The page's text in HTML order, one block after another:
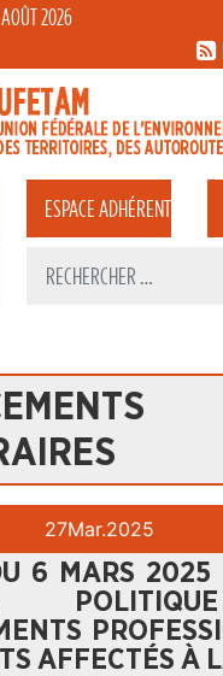
2026
ESPACEADHÉRENT
27Mar.2025
6 MARS 2025
AFFECTÉS À